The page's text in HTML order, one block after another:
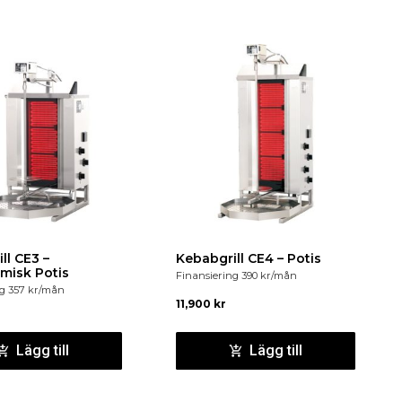
CE3 –
Potis
357 kr/mån
Lägg till
Kebabgrill CE4 – Potis
Finansiering 390 kr/mån
11,900 kr
Lägg till